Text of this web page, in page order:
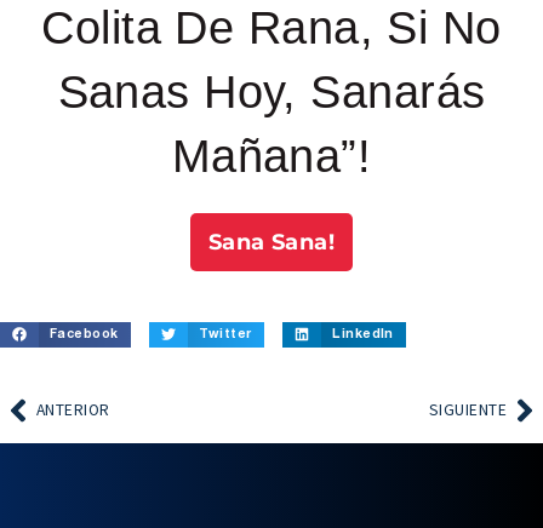
Colita De Rana, Si No
Sanas Hoy, Sanarás
Mañana”!
Sana Sana!
Facebook Twitter LinkedIn
ANTERIOR SIGUIENTE